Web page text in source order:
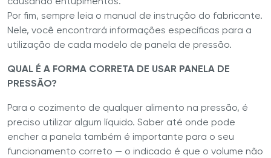
Por fim, sempre leia o manual de instrução do fabricante.
Nele, você encontrará informações específicas para a
utilização de cada modelo de panela de pressão.
QUAL É A FORMA CORRETA DE USAR PANELA DE
PRESSÃO?
Para o cozimento de qualquer alimento na pressão, é
preciso utilizar algum líquido. Saber até onde pode
encher a panela também é importante para o seu
funcionamento correto — o indicado é que o volume não